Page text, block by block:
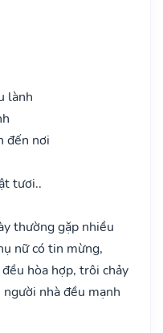
lành
đến nơi
tươi..
thường gặp nhiều
nữ có tin mừng,
hòa hợp, trôi chảy
nhà đều mạnh